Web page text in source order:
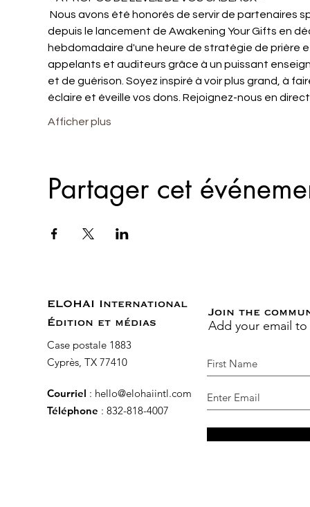
depuis le lancement de Awakening Your Gifts en
hebdomadaire d'une heure de stratégie de prière
appelants et auditeurs grâce à un puissant
et de guérison. Soyez inspiré à voir plus grand, à
éclaire et éveille vos dons. Rejoignez-nous en
Afficher plus
Partager cet
ELOHAI International
Édition et médias
Case postale 1883
Cyprès, TX 77410
Courriel : hello@elohaiintl.com
Téléphone : 832-818-4007
Join the
Add your email